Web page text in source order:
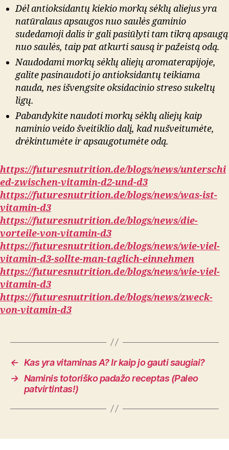
Dėl antioksidantų kiekio morkų sėklų aliejus yra
natūralaus apsaugos nuo saulės gaminio
sudedamoji dalis ir gali pasiūlyti tam tikrą apsaugą
nuo saulės, taip pat atkurti sausą ir pažeistą odą.
Naudodami morkų sėklų aliejų aromaterapijoje,
galite pasinaudoti jo antioksidantų teikiama
nauda, ​​nes išvengsite oksidacinio streso sukeltų
ligų.
Pabandykite naudoti morkų sėklų aliejų kaip
naminio veido šveitiklio dalį, kad nušveitumėte,
drėkintumėte ir apsaugotumėte odą.
https://futuresnutrition.de/blogs/news/unterschi
ed-zwischen-vitamin-d2-und-d3
https://futuresnutrition.de/blogs/news/was-ist-
vitamin-d3
https://futuresnutrition.de/blogs/news/die-
vorteile-von-vitamin-d3
https://futuresnutrition.de/blogs/news/wie-viel-
vitamin-d3-sollte-man-taglich-einnehmen
https://futuresnutrition.de/blogs/news/wie-viel-
vitamin-d3
https://futuresnutrition.de/blogs/news/zweck-
von-vitamin-d3
← Kas yra vitaminas A? Ir kaip jo gauti saugiai?
→ Naminis totoriško padažo receptas (Paleo
patvirtintas!)